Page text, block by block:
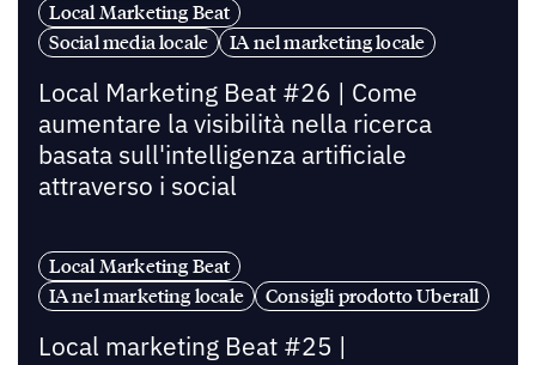
Local Marketing Beat
Social media locale
IA nel marketing locale
Local Marketing Beat #26 | Come
aumentare la visibilità nella ricerca
basata sull'intelligenza artificiale
attraverso i social
Local Marketing Beat
IA nel marketing locale
Consigli prodotto Uberall
Local marketing Beat #25 |